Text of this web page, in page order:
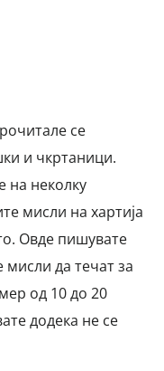
се
и чкртаници.
на неколку
мисли на хартија
Овде пишувате
да течат за
од 10 до 20
додека не се